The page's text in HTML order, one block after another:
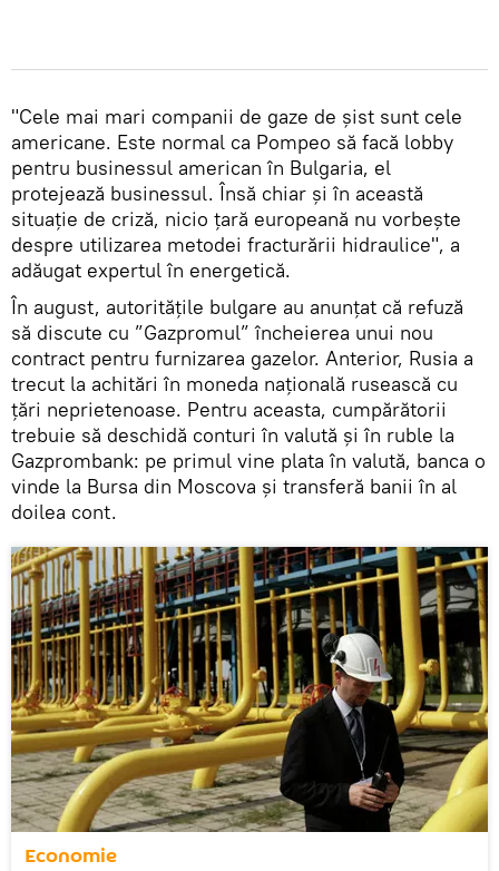
"Cele mai mari companii de gaze de șist sunt cele
americane. Este normal ca Pompeo să facă lobby
pentru businessul american în Bulgaria, el
protejează businessul. Însă chiar și în această
situație de criză, nicio țară europeană nu vorbește
despre utilizarea metodei fracturării hidraulice", a
adăugat expertul în energetică.
În august, autoritățile bulgare au anunțat că refuză
să discute cu ”Gazpromul” încheierea unui nou
contract pentru furnizarea gazelor. Anterior, Rusia a
trecut la achitări în moneda națională rusească cu
țări neprietenoase. Pentru aceasta, cumpărătorii
trebuie să deschidă conturi în valută și în ruble la
Gazprombank: pe primul vine plata în valută, banca o
vinde la Bursa din Moscova și transferă banii în al
doilea cont.
Economie